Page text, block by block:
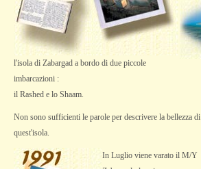
l'isola di Zabargad a bordo di due piccole
imbarcazioni :
il Rashed e lo Shaam.
Non sono sufficienti le parole per descrivere la bellezza di
quest'isola.
In Luglio viene varato il M/Y